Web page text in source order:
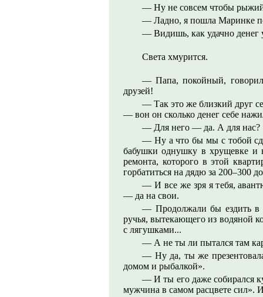
— Ну не совсем чтобы
— Ладно, я пошла Маринке
— Видишь, как удачно денег
Света хмурится.
— Папа, покойный,
друзей!
— Так это же близкий друг
— вон он сколько денег себе
— Для него — да. А для нас?
— Ну а что бы мы с тобой
бабушки однушку в хрущевке и
ремонта, которого в этой
горбатиться на дядю за 200–300
— И все же зря я тебя,
— да на свои.
— Продолжали бы ездить в
ручья, вытекающего из водяной
с лягушками...
— А не ты ли пытался там
— Ну да, ты же
домом и рыбалкой».
— И ты его даже собирался
мужчина в самом расцвете сил».